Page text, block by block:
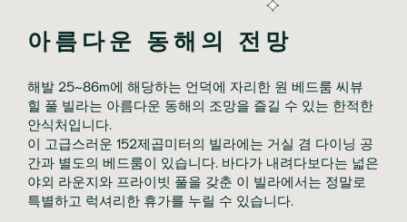
아름다운 동해의 전망
해발 25~86m에 해당하는 언덕에 자리한 원 베드룸 씨뷰
힐 풀 빌라는 아름다운 동해의 조망을 즐길 수 있는 한적한
안식처입니다.
이 고급스러운 152제곱미터의 빌라에는 거실 겸 다이닝 공
간과 별도의 베드룸이 있습니다. 바다가 내려다보다는 넓은
야외 라운지와 프라이빗 풀을 갖춘 이 빌라에서는 정말로
특별하고 럭셔리한 휴가를 누릴 수 있습니다.